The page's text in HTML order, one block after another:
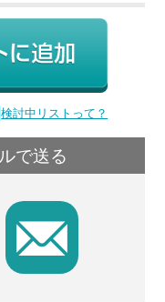
検討中リストって？
で送る
F